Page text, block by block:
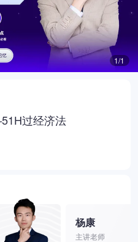
1/1
过经济法
杨康
主讲老师